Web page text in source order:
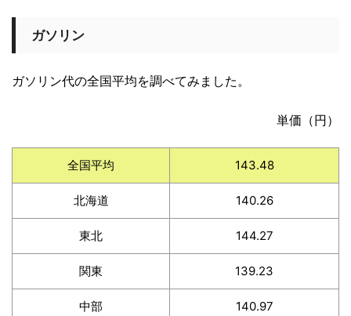
ガソリン
ガソリン代の全国平均を調べてみました。
単価（円）
全国平均 143.48
北海道 140.26
東北 144.27
関東 139.23
中部 140.97